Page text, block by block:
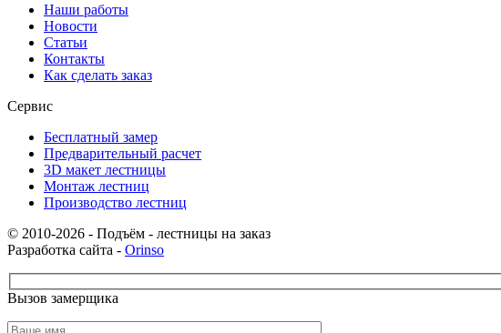
Наши работы
Новости
Статьи
Контакты
Как сделать заказ
Сервис
Бесплатный замер
Предварительный расчет
3D макет лестницы
Монтаж лестниц
Производство лестниц
© 2010-2026 - Подъём - лестницы на заказ
Разработка сайта - Orinso
Вызов замерщика